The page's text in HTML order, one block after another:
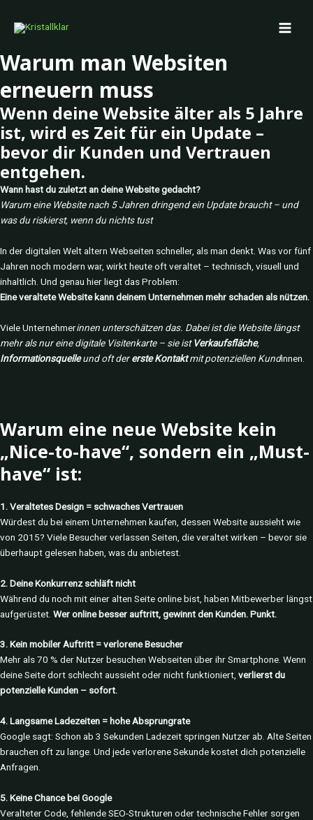
Inhalt
Warum man Websiten
erneuern muss
Wenn deine Website älter als 5 Jahre
ist, wird es Zeit für ein Update –
bevor dir Kunden und Vertrauen
entgehen.
Wann hast du zuletzt an deine Website gedacht?
Warum eine Website nach 5 Jahren dringend ein Update braucht – und
was du riskierst, wenn du nichts tust
In der digitalen Welt altern Webseiten schneller, als man denkt. Was vor fünf
Jahren noch modern war, wirkt heute oft veraltet – technisch, visuell und
inhaltlich. Und genau hier liegt das Problem:
Eine veraltete Website kann deinem Unternehmen mehr schaden als nützen.
Viele Unternehmerinnen unterschätzen das. Dabei ist die Website längst
mehr als nur eine digitale Visitenkarte – sie istVerkaufsfläche,
Informationsquelleund oft dererste Kontaktmit potenziellen Kundinnen.
Warum eine neue Website kein
„Nice-to-have“, sondern ein „Must-
have“ ist:
1. Veraltetes Design = schwaches Vertrauen
Würdest du bei einem Unternehmen kaufen, dessen Website aussieht wie
von 2015? Viele Besucher verlassen Seiten, die veraltet wirken – bevor sie
überhaupt gelesen haben, was du anbietest.
2. Deine Konkurrenz schläft nicht
Während du noch mit einer alten Seite online bist, haben Mitbewerber längst
aufgerüstet. Wer online besser auftritt, gewinnt den Kunden. Punkt.
3. Kein mobiler Auftritt = verlorene Besucher
Mehr als 70 % der Nutzer besuchen Webseiten über ihr Smartphone. Wenn
deine Seite dort schlecht aussieht oder nicht funktioniert, verlierst du
potenzielle Kunden – sofort.
4. Langsame Ladezeiten = hohe Absprungrate
Google sagt: Schon ab 3 Sekunden Ladezeit springen Nutzer ab. Alte Seiten
brauchen oft zu lange. Und jede verlorene Sekunde kostet dich potenzielle
Anfragen.
5. Keine Chance bei Google
Veralteter Code, fehlende SEO-Strukturen oder technische Fehler sorgen